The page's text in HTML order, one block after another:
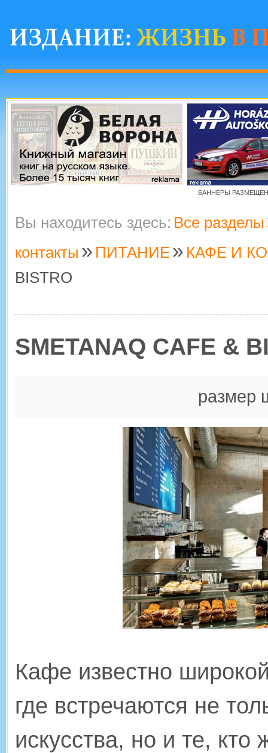
БАННЕРЫ РАЗМЕЩЕНЫ
Вы находитесь здесь: Все разделы
контакты » ПИТАНИЕ» КАФЕ И
BISTRO
SMETANAQ CAFE &
размер
Кафе известно
где встречаются не
искусства, но и те,